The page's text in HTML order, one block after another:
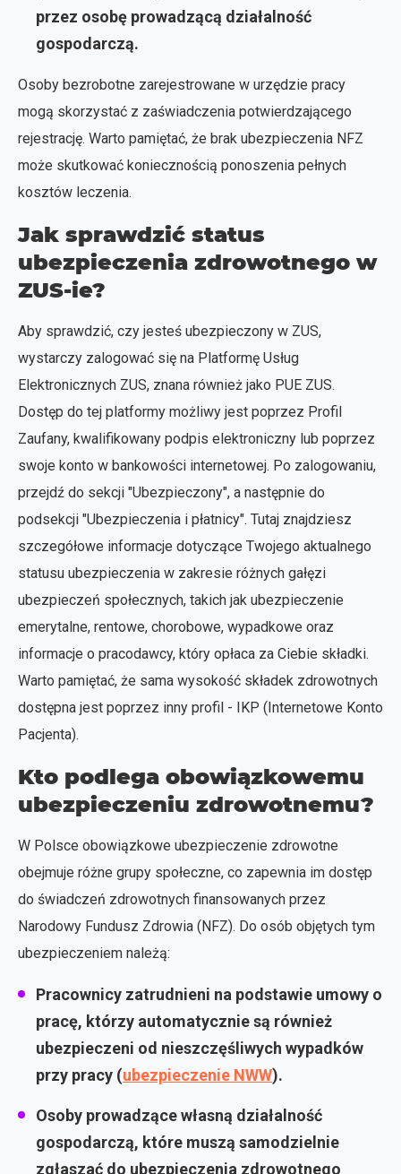
przez osobę prowadzącą działalność
gospodarczą.
Osoby bezrobotne zarejestrowane w urzędzie pracy
mogą skorzystać z zaświadczenia potwierdzającego
rejestrację. Warto pamiętać, że brak ubezpieczenia NFZ
może skutkować koniecznością ponoszenia pełnych
kosztów leczenia.
Jak sprawdzić status
ubezpieczenia zdrowotnego w
ZUS-ie?
Aby sprawdzić, czy jesteś ubezpieczony w ZUS,
wystarczy zalogować się na Platformę Usług
Elektronicznych ZUS, znana również jako PUE ZUS.
Dostęp do tej platformy możliwy jest poprzez Profil
Zaufany, kwalifikowany podpis elektroniczny lub poprzez
swoje konto w bankowości internetowej. Po zalogowaniu,
przejdź do sekcji "Ubezpieczony", a następnie do
podsekcji "Ubezpieczenia i płatnicy". Tutaj znajdziesz
szczegółowe informacje dotyczące Twojego aktualnego
statusu ubezpieczenia w zakresie różnych gałęzi
ubezpieczeń społecznych, takich jak ubezpieczenie
emerytalne, rentowe, chorobowe, wypadkowe oraz
informacje o pracodawcy, który opłaca za Ciebie składki.
Warto pamiętać, że sama wysokość składek zdrowotnych
dostępna jest poprzez inny profil - IKP (Internetowe Konto
Pacjenta).
Kto podlega obowiązkowemu
ubezpieczeniu zdrowotnemu?
W Polsce obowiązkowe ubezpieczenie zdrowotne
obejmuje różne grupy społeczne, co zapewnia im dostęp
do świadczeń zdrowotnych finansowanych przez
Narodowy Fundusz Zdrowia (NFZ). Do osób objętych tym
ubezpieczeniem należą:
Pracownicy zatrudnieni na podstawie umowy o
pracę, którzy automatycznie są również
ubezpieczeni od nieszczęśliwych wypadków
przy pracy (ubezpieczenie NWW).
Osoby prowadzące własną działalność
gospodarczą, które muszą samodzielnie
zgłaszać do ubezpieczenia zdrowotnego